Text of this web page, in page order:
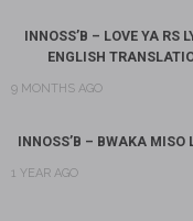
INNOSS’B – LOVE YA RS
ENGLISH
9 MONTHS AGO
INNOSS’B – BWAKA MISO
1 YEAR AGO